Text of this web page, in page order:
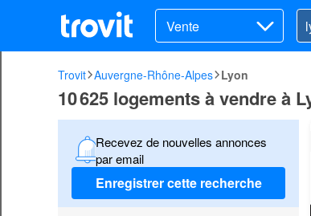
Vente
Trovit Auvergne-Rhône-Alpes Lyon
10 625 logements à vendre à
Recevez de nouvelles annonces
par email
Enregistrer cette recherche